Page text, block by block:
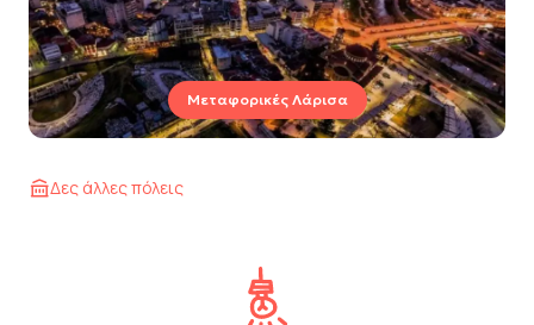
Μεταφορικές Λάρισα
Δες άλλες πόλεις